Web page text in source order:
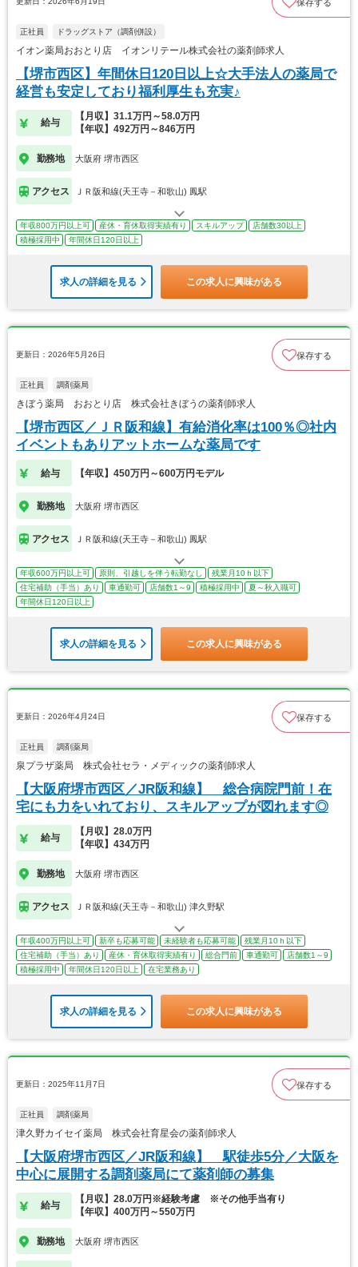
保存する
正社員 ドラッグストア（調剤併設）
イオン薬局おおとり店 イオンリテール株式会社の薬剤師求人
【堺市西区】年間休日120日以上☆大手法人の薬局で
経営も安定しており福利厚生も充実♪
給与
【月収】31.1万円～58.0万円
【年収】492万円～846万円
勤務地 大阪府 堺市西区
アクセス ＪＲ阪和線(天王寺－和歌山) 鳳駅
年収800万円以上可 産休・育休取得実績有り スキルアップ
店舗数30以上
積極採用中
年間休日120日以上
求人の詳細を見る この求人に興味がある
更新日：2026年5月26日 保存する
正社員 調剤薬局
きぼう薬局 おおとり店 株式会社きぼうの薬剤師求人
【堺市西区／ＪＲ阪和線】有給消化率は100％◎社内
イベントもありアットホームな薬局です
給与 【年収】450万円～600万円モデル
勤務地 大阪府 堺市西区
アクセス ＪＲ阪和線(天王寺－和歌山) 鳳駅
年収600万円以上可 原則、引越しを伴う転勤なし
残業月10ｈ以下
住宅補助（手当）あり
車通勤可 店舗数1～9 積極採用中
夏～秋入職可
年間休日120日以上
求人の詳細を見る この求人に興味がある
更新日：2026年4月24日 保存する
正社員 調剤薬局
泉プラザ薬局 株式会社セラ・メディックの薬剤師求人
【大阪府堺市西区／JR阪和線】 総合病院門前！在
宅にも力をいれており、スキルアップが図れます◎
給与
【月収】28.0万円
【年収】434万円
勤務地 大阪府 堺市西区
アクセス ＪＲ阪和線(天王寺－和歌山) 津久野駅
年収400万円以上可 新卒も応募可能 未経験者も応募可能
残業月10ｈ以下
住宅補助（手当）あり
産休・育休取得実績有り 総合門前 車通勤可
店舗数1～9
積極採用中
年間休日120日以上 在宅業務あり
求人の詳細を見る この求人に興味がある
更新日：2025年11月7日 保存する
正社員 調剤薬局
津久野カイセイ薬局 株式会社育星会の薬剤師求人
【大阪府堺市西区／JR阪和線】 駅徒歩5分／大阪を
中心に展開する調剤薬局にて薬剤師の募集
給与
【月収】28.0万円※経験考慮 ※その他手当有り
【年収】400万円～550万円
勤務地 大阪府 堺市西区